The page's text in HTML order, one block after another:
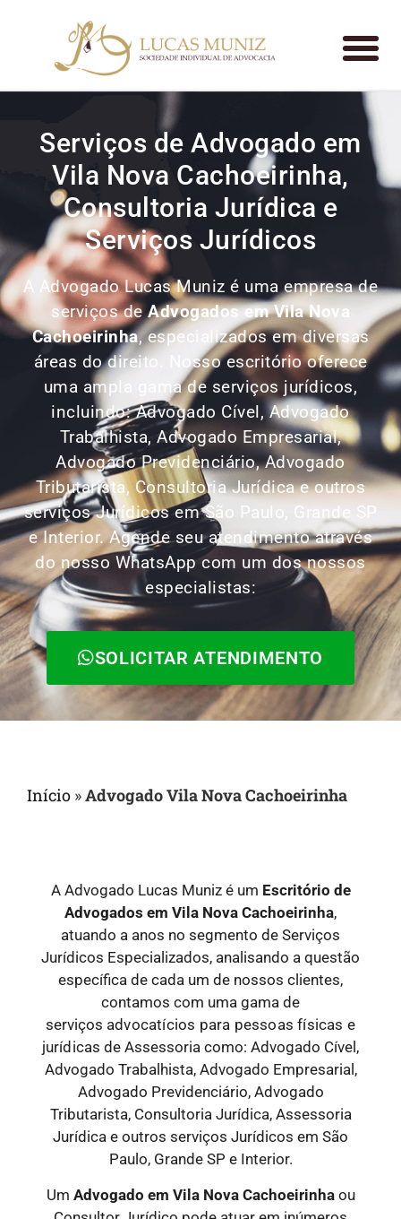
Serviços de Advogado em
Vila Nova Cachoeirinha,
Consultoria Jurídica e
Serviços Jurídicos
A Advogado Lucas Muniz é uma empresa de
serviços deAdvogadosem Vila Nova
Cachoeirinha, especializados em diversas
áreas do direito. Nosso escritório oferece
uma ampla gama de serviços jurídicos,
incluindo: Advogado Cível, Advogado
Trabalhista, Advogado Empresarial,
Advogado Previdenciário, Advogado
Tributarista, Consultoria Jurídica e outros
serviços Jurídicos em São Paulo, Grande SP
e Interior. Agende seu atendimento através
do nosso WhatsApp com um dos nossos
especialistas:
SOLICITAR ATENDIMENTO
Início »Advogado Vila Nova Cachoeirinha
A Advogado Lucas Muniz é um Escritório de
Advogados em Vila Nova Cachoeirinha,
atuando a anos no segmento de Serviços
Jurídicos Especializados, analisando a questão
específica de cada um de nossos clientes,
contamos com uma gama de
serviços advocatícios para pessoas físicas e
jurídicas de Assessoria como: Advogado Cível,
Advogado Trabalhista, Advogado Empresarial,
Advogado Previdenciário, Advogado
Tributarista, Consultoria Jurídica, Assessoria
Jurídica e outros serviços Jurídicos em São
Paulo, Grande SP e Interior.
Um Advogado em Vila Nova Cachoeirinhaou